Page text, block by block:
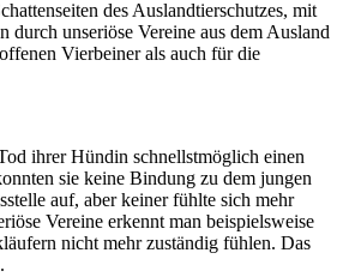
des Auslandtierschutzes, mit
unseriöse Vereine aus dem Ausland
Vierbeiner als auch für die
ihrer Hündin schnellstmöglich einen
sie keine Bindung zu dem jungen
auf, aber keiner fühlte sich mehr
Vereine erkennt man beispielsweise
nicht mehr zuständig fühlen. Das